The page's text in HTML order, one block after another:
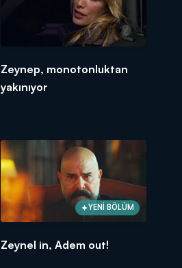
Zeynep, monotonluktan
yakınıyor
YENİ BÖLÜM
Zeynel in, Adem out!